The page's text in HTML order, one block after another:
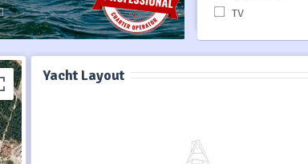
TV
Yacht Layout